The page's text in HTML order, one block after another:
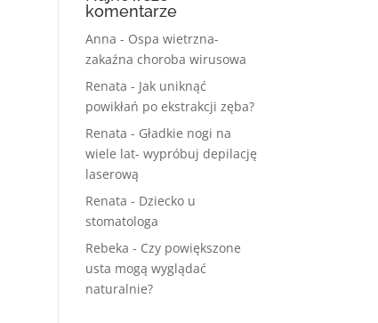
komentarze
Anna - Ospa wietrzna-
zakaźna choroba wirusowa
Renata - Jak uniknąć
powikłań po ekstrakcji zęba?
Renata - Gładkie nogi na
wiele lat- wypróbuj depilację
laserową
Renata - Dziecko u
stomatologa
Rebeka - Czy powiększone
usta mogą wyglądać
naturalnie?